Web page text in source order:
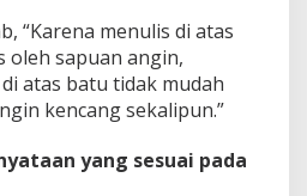
“Karena menulis di atas
oleh sapuan angin,
atas batu tidak mudah
kencang sekalipun.”
yang sesuai pada